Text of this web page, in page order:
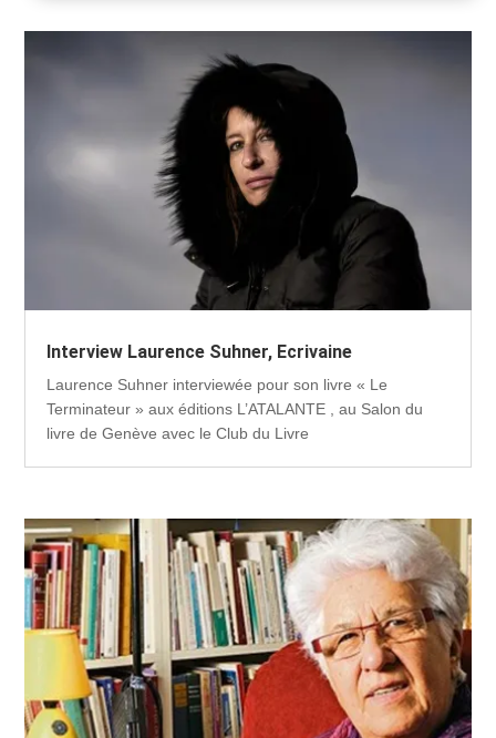
Interview Laurence Suhner, Ecrivaine
Laurence Suhner interviewée pour son livre « Le
Terminateur » aux éditions L’ATALANTE , au Salon du
livre de Genève avec le Club du Livre